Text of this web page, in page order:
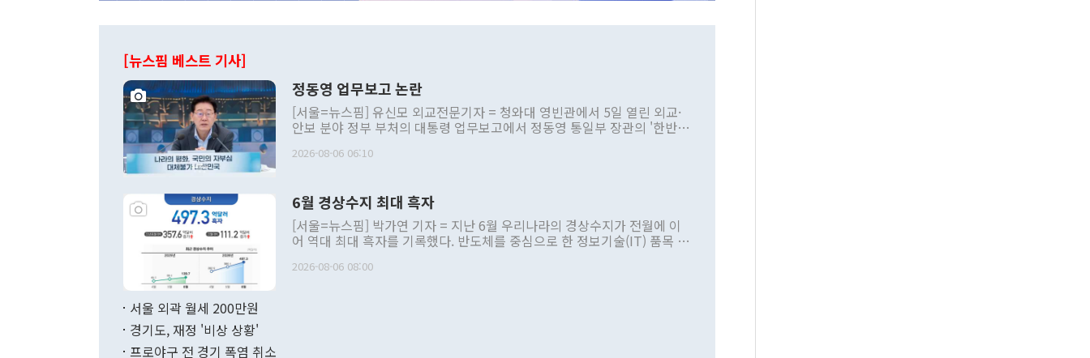
[뉴스핌 베스트 기사]
정동영 업무보고 논란
[서울=뉴스핌] 유신모 외교전문기자 = 청와대 영빈관에서 5일 열린 외교·
안보 분야 정부 부처의 대통령 업무보고에서 정동영 통일부 장관의 '한반도
발언 중에는 정부 내 조율을 거치지 않은 사안을 정책으로 추진하겠다고 공
주의적 희망에 근거한 비현실적 구상'이라는 비판을 내놨다. 그동안 정 장
관의 대북 정책 관련 발언이 물의를 빚은 적은 여러 번 있지만 대통령과 유
관 부처 장관이 공개적으로 부정적 입장을 표명한 것은 이례적이다. 정 장
관의 무리한 대북 접근법과 월권을 제어해야 한다는 목소리도 높아지고 있
다. [정동영 통일부 장관이 지난달 23일 오후 서울 종로구 정부서울청사에
2026-08-06 06:10
6월 경상수지 최대 흑자
[서울=뉴스핌] 박가연 기자 = 지난 6월 우리나라의 경상수지가 전월에 이
어 역대 최대 흑자를 기록했다. 반도체를 중심으로 한 정보기술(IT) 품목 수
료=한국은행] 한국은행이 6일 발표한 '2026년 6월 국제수지(잠정)'에 따르
2026-08-06 08:00
서울 외곽 월세 200만원
경기도, 재정 '비상 상황'
프로야구 전 경기 폭염 취소